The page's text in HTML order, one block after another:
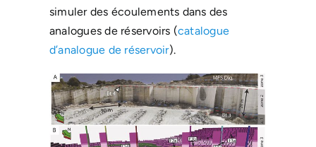
simuler des écoulements dans des
analogues de réservoirs (catalogue
d’analogue de réservoir).